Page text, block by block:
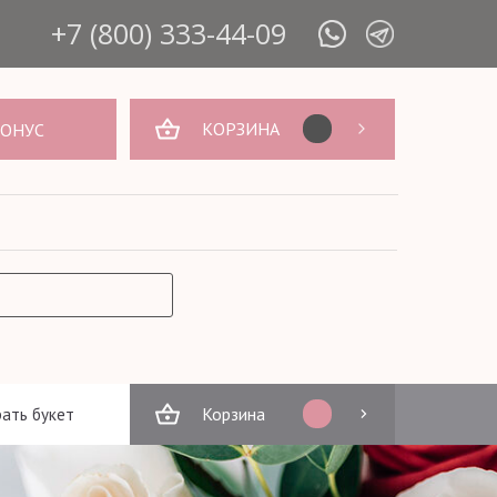
КОРЗИНА
+7 (800) 333-44-09
букет Корзина